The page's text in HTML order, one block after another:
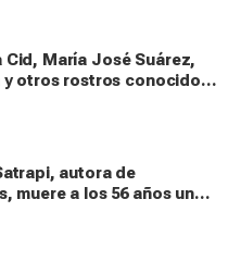
Cid, María José Suárez,
y otros rostros conocidos
en la segunda
autora de
muere a los 56 años un
de la muerte de su